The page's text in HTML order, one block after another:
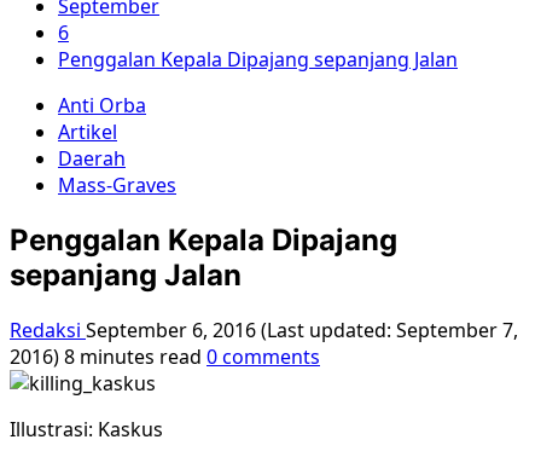
September
6
Penggalan Kepala Dipajang sepanjang Jalan
Anti Orba
Artikel
Daerah
Mass-Graves
Penggalan Kepala Dipajang
sepanjang Jalan
Redaksi September 6, 2016 (Last updated: September 7,
2016)8 minutes read 0 comments
Illustrasi: Kaskus